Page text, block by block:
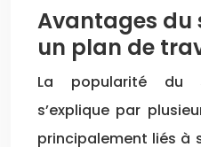
Avantages du
un plan de
La popularité du
s’explique par
principalement liés à